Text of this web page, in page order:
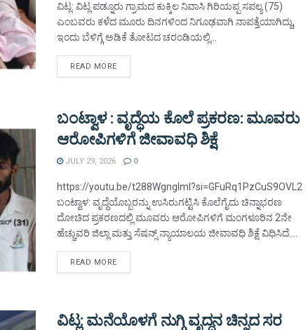
ವಿಟ್ಲ: ವಿಟ್ಲ ಪಡ್ನೂರು ಗ್ರಾಮದ ಕುಕ್ಕಿಲ ನಿವಾಸಿ ಗಿರಿಯಪ್ಪ ಸಪಲ್ಯ (75)
ಎಂಬವರು ಕಳೆದ ಮೂರು ದಿನಗಳಿಂದ ನಿಗೂಢವಾಗಿ ನಾಪತ್ತೆಯಾಗಿದ್ದು,
ಇಂದು ಬೆಳಿಗ್ಗೆ ಅಡಿಕೆ ತೋಟದ ಚರಂಡಿಯಲ್ಲಿ...
READ MOREDETAILS
ಬಂಟ್ವಾಳ : ವೃದ್ಧೆಯ ಕೊಲೆ ಪ್ರಕರಣ: ಮೂವರು
ಆರೋಪಿಗಳಿಗೆ ಜೀವಾವಧಿ ಶಿಕ್ಷೆ
JULY 29, 2026 0
https://youtu.be/t288WgnglmI?si=GFuRq1PzCuS9OVL2
ಬಂಟ್ವಾಳ: ವೃದ್ಧೆಯೊಬ್ಬರನ್ನು ಉಸಿರುಗಟ್ಟಿಸಿ ಕೊಲೆಗೈದು ಚಿನ್ನಾಭರಣ
ದೋಚಿದ ಪ್ರಕರಣದಲ್ಲಿ ಮೂವರು ಆರೋಪಿಗಳಿಗೆ ಮಂಗಳೂರಿನ 2ನೇ
ಹೆಚ್ಚುವರಿ ಜಿಲ್ಲಾ ಮತ್ತು ಸೆಷನ್ಸ್ ನ್ಯಾಯಾಲಯ ಜೀವಾವಧಿ ಶಿಕ್ಷೆ ವಿಧಿಸಿದೆ....
READ MOREDETAILS
ವಿಟ್ಲ: ಮನೆಯೊಳಗೆ ನುಗ್ಗಿ ವೃದ್ಧನ ಚಿನ್ನದ ಸರ